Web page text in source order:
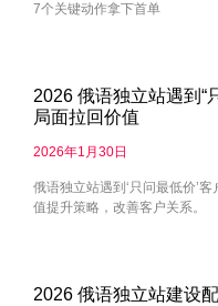
7个关键动作拿下首单
2026 俄语独立站遇到“
局面拉回价值
2026年1月30日
俄语独立站遇到‘只问最低价’
值提升策略，改善客户关系。
2026 俄语独立站建设